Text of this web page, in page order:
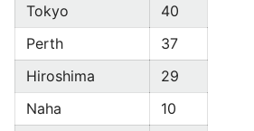
Tokyo
40
Perth
37
Hiroshima
29
Naha
10